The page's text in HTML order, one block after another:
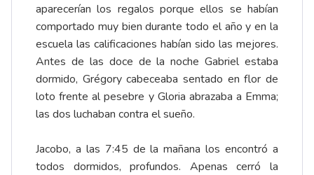
aparecerían los regalos porque ellos se habían
comportado muy bien durante todo el año y en la
escuela las calificaciones habían sido las mejores.
Antes de las doce de la noche Gabriel estaba
dormido, Grégory cabeceaba sentado en flor de
loto frente al pesebre y Gloria abrazaba a Emma;
las dos luchaban contra el sueño.
Jacobo, a las 7:45 de la mañana los encontró a
todos dormidos, profundos. Apenas cerró la